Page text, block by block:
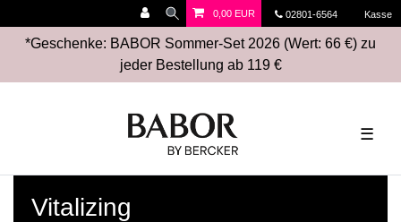
02801-6564 Kasse
0,00 EUR
*Geschenke: BABOR Sommer-Set 2026 (Wert: 66 €) zu
jeder Bestellung ab 119 €
☰
Vitalizing